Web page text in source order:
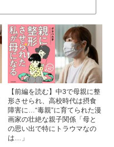
【前編を読む】中3で母親に整
形させられ、高校時代は摂食
障害に…“毒親”に育てられた漫
画家の壮絶な親子関係「母と
の思い出で特にトラウマなの
は…」